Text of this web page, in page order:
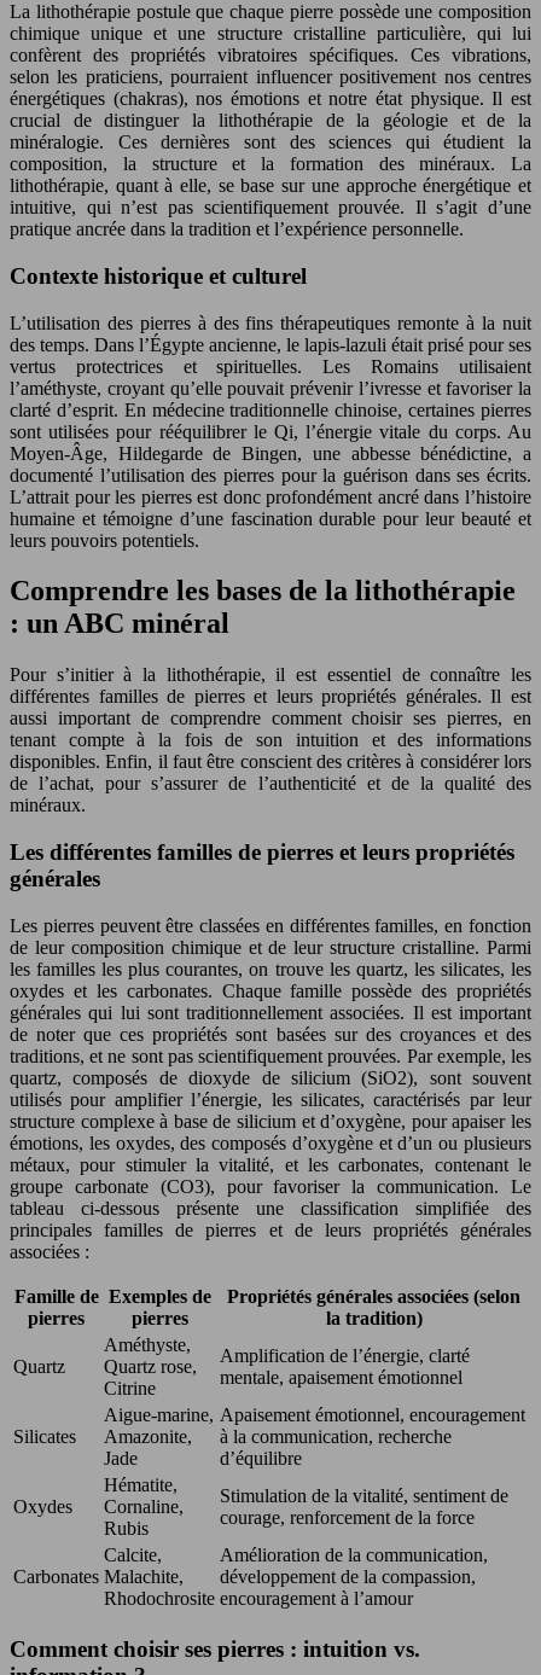
La lithothérapie postule que chaque pierre possède une composition
chimique unique et une structure cristalline particulière, qui lui
confèrent des propriétés vibratoires spécifiques. Ces vibrations,
selon les praticiens, pourraient influencer positivement nos centres
énergétiques (chakras), nos émotions et notre état physique. Il est
crucial de distinguer la lithothérapie de la géologie et de la
minéralogie. Ces dernières sont des sciences qui étudient la
composition, la structure et la formation des minéraux. La
lithothérapie, quant à elle, se base sur une approche énergétique et
intuitive, qui n’est pas scientifiquement prouvée. Il s’agit d’une
pratique ancrée dans la tradition et l’expérience personnelle.
Contexte historique et culturel
L’utilisation des pierres à des fins thérapeutiques remonte à la nuit
des temps. Dans l’Égypte ancienne, le lapis-lazuli était prisé pour ses
vertus protectrices et spirituelles. Les Romains utilisaient
l’améthyste, croyant qu’elle pouvait prévenir l’ivresse et favoriser la
clarté d’esprit. En médecine traditionnelle chinoise, certaines pierres
sont utilisées pour rééquilibrer le Qi, l’énergie vitale du corps. Au
Moyen-Âge, Hildegarde de Bingen, une abbesse bénédictine, a
documenté l’utilisation des pierres pour la guérison dans ses écrits.
L’attrait pour les pierres est donc profondément ancré dans l’histoire
humaine et témoigne d’une fascination durable pour leur beauté et
leurs pouvoirs potentiels.
Comprendre les bases de la lithothérapie
: un ABC minéral
Pour s’initier à la lithothérapie, il est essentiel de connaître les
différentes familles de pierres et leurs propriétés générales. Il est
aussi important de comprendre comment choisir ses pierres, en
tenant compte à la fois de son intuition et des informations
disponibles. Enfin, il faut être conscient des critères à considérer lors
de l’achat, pour s’assurer de l’authenticité et de la qualité des
minéraux.
Les différentes familles de pierres et leurs propriétés
générales
Les pierres peuvent être classées en différentes familles, en fonction
de leur composition chimique et de leur structure cristalline. Parmi
les familles les plus courantes, on trouve les quartz, les silicates, les
oxydes et les carbonates. Chaque famille possède des propriétés
générales qui lui sont traditionnellement associées. Il est important
de noter que ces propriétés sont basées sur des croyances et des
traditions, et ne sont pas scientifiquement prouvées. Par exemple, les
quartz, composés de dioxyde de silicium (SiO2), sont souvent
utilisés pour amplifier l’énergie, les silicates, caractérisés par leur
structure complexe à base de silicium et d’oxygène, pour apaiser les
émotions, les oxydes, des composés d’oxygène et d’un ou plusieurs
métaux, pour stimuler la vitalité, et les carbonates, contenant le
groupe carbonate (CO3), pour favoriser la communication. Le
tableau ci-dessous présente une classification simplifiée des
principales familles de pierres et de leurs propriétés générales
associées :
Famille de
pierres
Exemples de
pierres
Propriétés générales associées (selon
la tradition)
Quartz
Améthyste,
Quartz rose,
Citrine
Amplification de l’énergie, clarté
mentale, apaisement émotionnel
Silicates
Aigue-marine,
Amazonite,
Jade
Apaisement émotionnel, encouragement
à la communication, recherche
d’équilibre
Oxydes
Hématite,
Cornaline,
Rubis
Stimulation de la vitalité, sentiment de
courage, renforcement de la force
Carbonates
Calcite,
Malachite,
Rhodochrosite
Amélioration de la communication,
développement de la compassion,
encouragement à l’amour
Comment choisir ses pierres : intuition vs.